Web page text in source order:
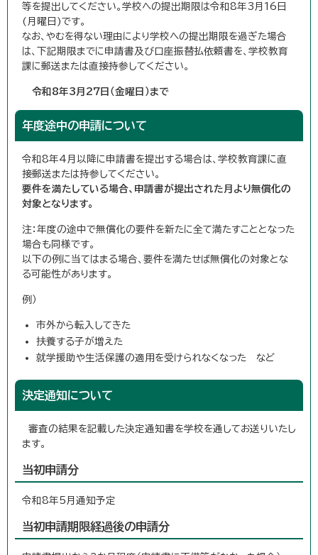
等を提出してください。学校への提出期限は令和8年3月16日
(月曜日)です。
なお、やむを得ない理由により学校への提出期限を過ぎた場合
は、下記期限までに申請書及び口座振替払依頼書を、学校教育
課に郵送または直接持参してください。
令和8年3月27日（金曜日）まで
年度途中の申請について
令和8年4月以降に申請書を提出する場合は、学校教育課に直
接郵送または持参してください。
要件を満たしている場合、申請書が提出された月より無償化の
対象となります。
注：年度の途中で無償化の要件を新たに全て満たすこととなった
場合も同様です。
以下の例に当てはまる場合、要件を満たせば無償化の対象とな
る可能性があります。
例）
市外から転入してきた
扶養する子が増えた
就学援助や生活保護の適用を受けられなくなった など
決定通知について
審査の結果を記載した決定通知書を学校を通してお送りいたし
ます。
当初申請分
令和8年5月通知予定
当初申請期限経過後の申請分